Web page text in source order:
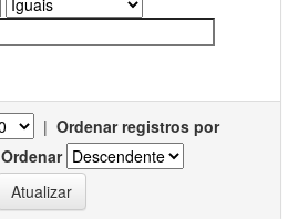
| Ordenar registros por
Ordenar